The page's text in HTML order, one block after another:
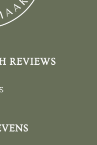
REVIEWS